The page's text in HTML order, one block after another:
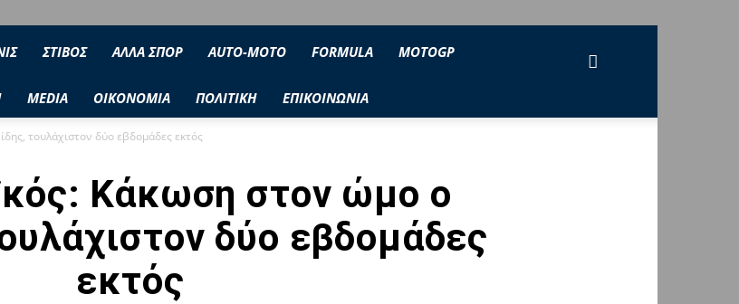
ΣΤΙΒΟΣ ΑΛΛΑ ΣΠΟΡ AUTO-MOTO FORMULA MOTOGP
MEDIA ΟΙΚΟΝΟΜΙΑ ΠΟΛΙΤΙΚΗ ΕΠΙΚΟΙΝΩΝΙΑ
τουλάχιστον δύο εβδομάδες εκτός
Κάκωση στον ώμο ο
δύο εβδομάδες
εκτός